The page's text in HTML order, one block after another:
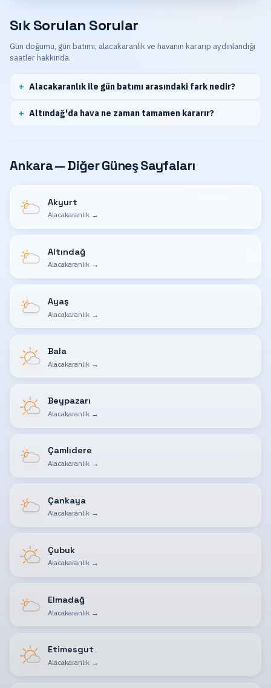
Sık Sorulan Sorular
Gün doğumu, gün batımı, alacakaranlık ve havanın kararıp aydınlandığı
saatler hakkında.
Alacakaranlık ile gün batımı arasındaki fark nedir?
Altındağ'da hava ne zaman tamamen kararır?
Ankara — Diğer Güneş Sayfaları
Akyurt
Alacakaranlık→
Altındağ
Alacakaranlık→
Ayaş
Alacakaranlık→
Bala
Alacakaranlık→
Beypazarı
Alacakaranlık→
Çamlıdere
Alacakaranlık→
Çankaya
Alacakaranlık→
Çubuk
Alacakaranlık→
Elmadağ
Alacakaranlık→
Etimesgut
Alacakaranlık→